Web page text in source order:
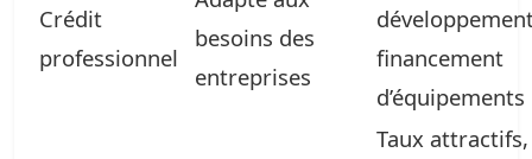
Crédit
professionnel
besoins des
entreprises
financement
d’équipements
Taux attractifs,